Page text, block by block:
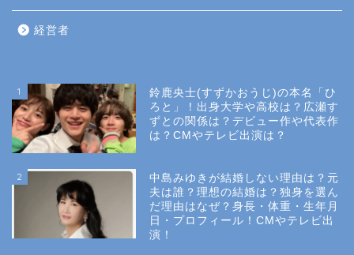
経営者
1
鈴鹿央士(すずかおうじ)の本名「ひ
ろと」！出身大学や高校は？広瀬す
ずとの関係は？デビュー作や代表作
は？CMやテレビ出演は？
2
中島みゆきが結婚しない理由は？元
夫は誰？理想の結婚は？独身を選ん
だ理由はなぜ？身長・体重・生年月
日・プロフィール！CMやテレビ出
演！